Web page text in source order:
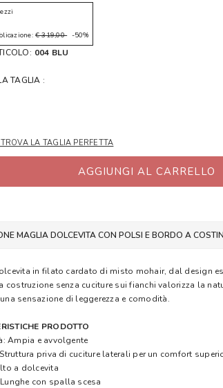
€ 319,00-50%
004 BLU
TAGLIA :
LA TAGLIA PERFETTA
AGGIUNGI AL CARRELLO
MAGLIA DOLCEVITA CON POLSI E BORDO A
in filato cardato di misto mohair, dal design
costruzione senza cuciture sui fianchi valorizza la
sensazione di leggerezza e comodità.
PRODOTTO
Ampia e avvolgente
priva di cuciture laterali per un comfort
a dolcevita
con spalla scesa